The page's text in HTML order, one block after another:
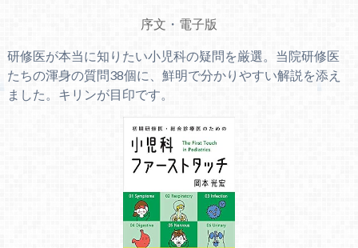
序文 ・ 電子版
研修医が本当に知りたい小児科の疑問を厳選。当院研修医
たちの渾身の質問38個に、鮮明で分かりやすい解説を添え
ました。キリンが目印です。